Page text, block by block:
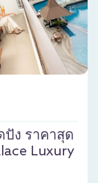
ง ราคาสุด
Luxury